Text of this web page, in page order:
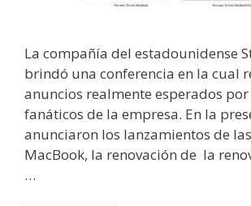
La compañía del estadounidense
brindó una conferencia en la cual
anuncios realmente esperados
fanáticos de la empresa. En la
anunciaron los lanzamientos de
MacBook, la renovación de la
…